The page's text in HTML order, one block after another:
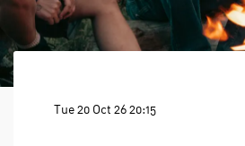
Tue 20 Oct 26 20:15